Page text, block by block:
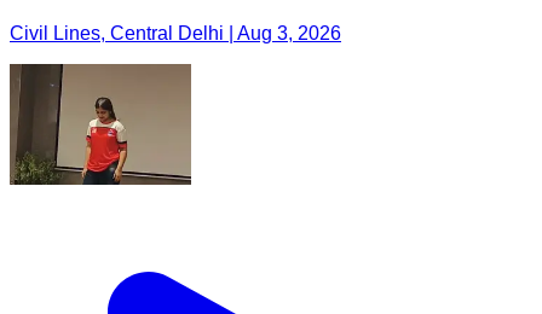
Civil Lines, Central Delhi | Aug 3, 2026